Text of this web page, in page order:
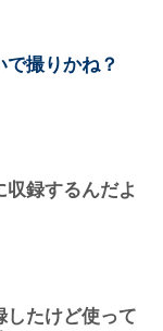
撮りかね？
録するんだよ
したけど使って